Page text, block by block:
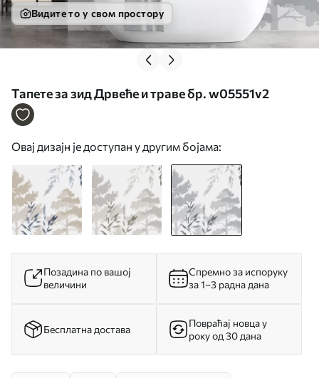
Видите то у свом простору
Тапете за зид Дрвеће и траве бр. w05551v2
Овај дизајн је доступан у другим бојама:
Позадина по вашој
величини
Спремно за испоруку
за 1–3 радна дана
Бесплатна достава
Повраћај новца у
року од 30 дана